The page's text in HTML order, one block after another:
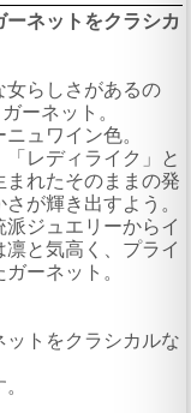
ネットをクラシカ
女らしさがあるの
ーネット。
ュワイン色。
レディライク」と
れたそのままの発
が輝き出すよう。
ジュエリーからイ
と気高く、プライ
ーネット。
ットをクラシカルな